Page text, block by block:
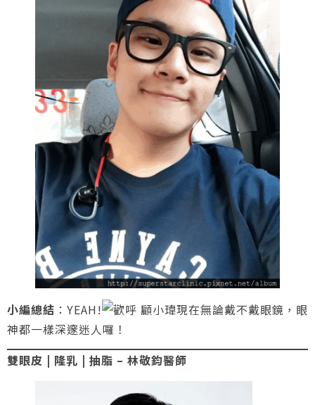
小編總結 ：YEAH!
顧小瑋現在無論戴不戴眼鏡，眼
神都一樣深邃迷人囉！
雙眼皮 | 隆乳 | 抽脂 – 林敬鈞醫師